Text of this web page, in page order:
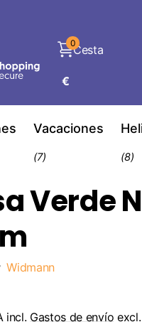
Cesta
0
€
Vacaciones
(7) (8)
Verde
Widmann
incl. Gastos de envío excl.